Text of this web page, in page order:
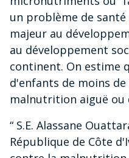
un problème de
majeur au
au développement
continent. On estime
d'enfants de moins
malnutrition aiguë ou
“ S.E. Alassane
République de Côte